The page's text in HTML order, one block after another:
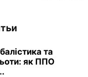
та
як ППО